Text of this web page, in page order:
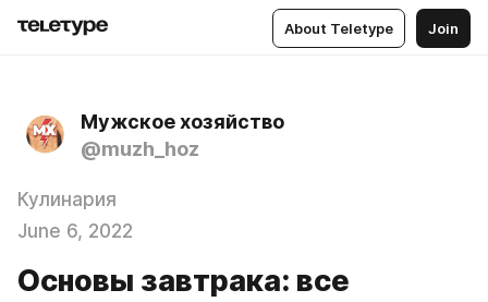
About Teletype Join
Мужское хозяйство
@muzh_hoz
Кулинария
June 6, 2022
Основы завтрака: все